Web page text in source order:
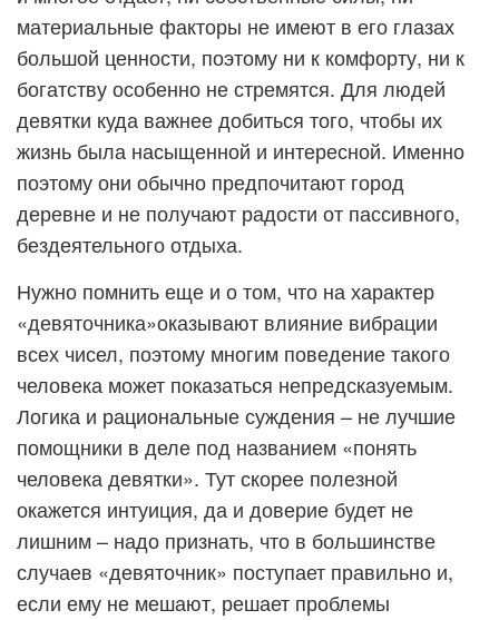
материальные факторы не имеют в его глазах
большой ценности, поэтому ни к комфорту, ни к
богатству особенно не стремятся. Для людей
девятки куда важнее добиться того, чтобы их
жизнь была насыщенной и интересной. Именно
поэтому они обычно предпочитают город
деревне и не получают радости от пассивного,
бездеятельного отдыха.
Нужно помнить еще и о том, что на характер
«девяточника»оказывают влияние вибрации
всех чисел, поэтому многим поведение такого
человека может показаться непредсказуемым.
Логика и рациональные суждения – не лучшие
помощники в деле под названием «понять
человека девятки». Тут скорее полезной
окажется интуиция, да и доверие будет не
лишним – надо признать, что в большинстве
случаев «девяточник» поступает правильно и,
если ему не мешают, решает проблемы